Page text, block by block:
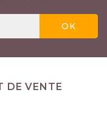
DE VENTE